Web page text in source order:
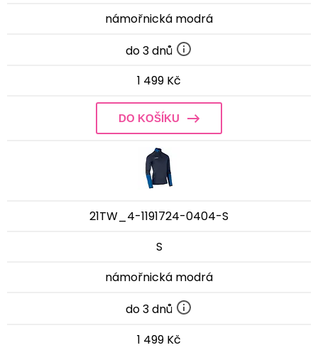
námořnická modrá
do 3 dnů
1 499 Kč
DO KOŠÍKU
21TW_4-1191724-0404-S
S
námořnická modrá
do 3 dnů
1 499 Kč